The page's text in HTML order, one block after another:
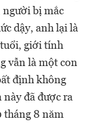
bị mắc
dậy, anh lại là
giới tính
vẫn là một con
định không
đã được ra
tháng 8 năm